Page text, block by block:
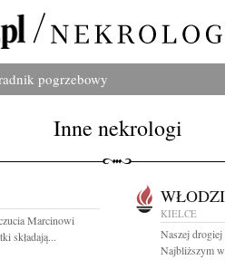
pogrzebowy
Inne nekrologi
Marcinowi
składają...
KIELCE
Naszej
Najbliższym